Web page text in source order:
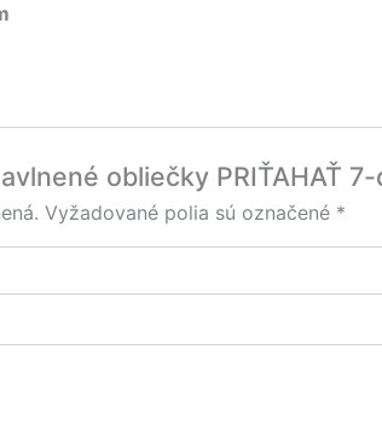
obliečky PRIŤAHAŤ 7-
Vyžadované polia sú označené *